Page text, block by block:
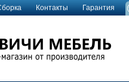
Контакты Гарантия